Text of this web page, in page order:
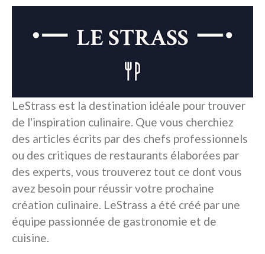
LeStrass est la destination idéale pour trouver
de l'inspiration culinaire. Que vous cherchiez
des articles écrits par des chefs professionnels
ou des critiques de restaurants élaborées par
des experts, vous trouverez tout ce dont vous
avez besoin pour réussir votre prochaine
création culinaire. LeStrass a été créé par une
équipe passionnée de gastronomie et de
cuisine.